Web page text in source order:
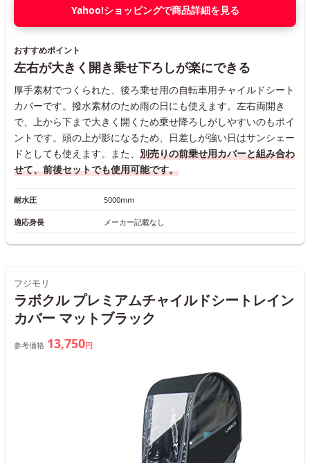
Yahoo!ショッピングで商品詳細を見る
おすすめポイント
左右が大きく開き乗せ下ろしが楽にできる
厚手素材でつくられた、後ろ乗せ用の自転車用チャイルドシート
カバーです。撥水素材のため雨の日にも使えます。左右両開き
で、上から下まで大きく開くため乗せ降ろしがしやすいのもポイ
ントです。頭の上が影になるため、日差しが強い日はサンシェー
ドとしても使えます。また、 別売りの前乗せ用カバーと組み合わ
せて、前後セットでも使用可能です。
耐水圧 5000mm
適応身長 メーカー記載なし
フジモリ
ラボクル プレミアムチャイルドシートレイン
カバー マットブラック
参考価格 13,750円